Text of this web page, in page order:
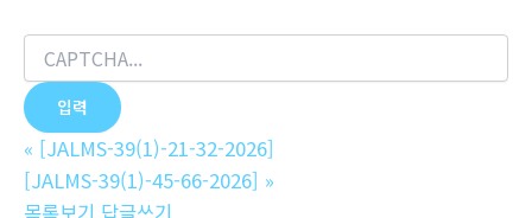
« [JALMS-39(1)-21-32-2026]
[JALMS-39(1)-45-66-2026] »
목록보기 답글쓰기